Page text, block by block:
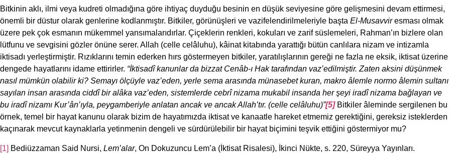
Bitkinin aklı, ilmi veya kudreti olmadığına göre ihtiyaç duyduğu besinin en düşük seviyesine göre gelişmesini devam ettirmesi,
önemli bir düstur olarak genlerine kodlanmıştır. Bitkiler, görünüşleri ve vazifelendirilmeleriyle başta El-Musavviresması olmak
üzere pek çok esmanın mükemmel yansımalarıdırlar. Çiçeklerin renkleri, kokuları ve zarif süslemeleri, Rahman’ın bizlere olan
lütfunu ve sevgisini gözler önüne serer. Allah (celle celâluhu), kâinat kitabında yarattığı bütün canlılara nizam ve intizamla
iktisadı yerleştirmiştir. Rızıklarını temin ederken hırs göstermeyen bitkiler, yaratılışlarının gereği ne fazla ne eksik, iktisat üzerine
dengede hayatlarını idame ettirirler. “İktisadî kanunlar da bizzat Cenâb-ı Hak tarafından vaz’edilmiştir. Zaten aksini düşünmek
nasıl mümkün olabilir ki? Semayı ölçüyle vaz’eden, yerle sema arasında münasebet kuran, makro âlemle normo âlemin sultanı
sayılan insan arasında ciddî bir alâka vaz’eden, sistemlerde cebrî nizama mukabil insanda her şeyi iradî nizama bağlayan ve
bu iradî nizamı Kur’ân’ıyla, peygamberiyle anlatan ancak ve ancak Allah’tır. (celle celâluhu)”[5]Bitkiler âleminde sergilenen bu
örnek, temel bir hayat kanunu olarak bizim de hayatımızda iktisat ve kanaatle hareket etmemiz gerektiğini, gereksiz isteklerden
kaçınarak mevcut kaynaklarla yetinmenin dengeli ve sürdürülebilir bir hayat biçimini teşvik ettiğini göstermiyor mu?
[1] Bediüzzaman Said Nursi, Lem’alar, On Dokuzuncu Lem’a (İktisat Risalesi), İkinci Nükte, s. 220, Süreyya Yayınları.